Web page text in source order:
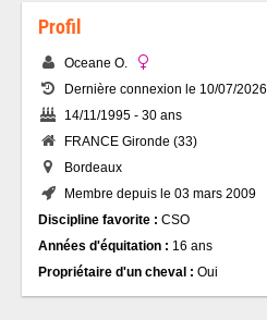
Profil
Oceane O.
Dernière connexion le 10/07/2026
14/11/1995 - 30 ans
FRANCE Gironde (33)
Bordeaux
Membre depuis le 03 mars 2009
Discipline favorite : CSO
Années d'équitation : 16 ans
Propriétaire d'un cheval : Oui